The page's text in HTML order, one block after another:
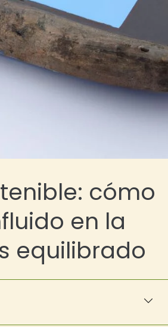
cómo
en la
equilibrado